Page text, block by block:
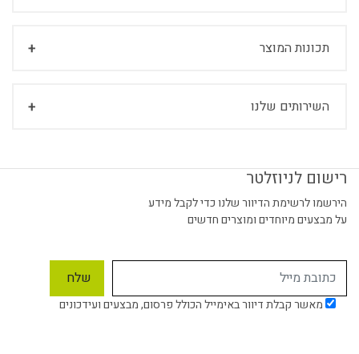
תכונות המוצר
השירותים שלנו
רישום לניוזלטר
הירשמו לרשימת הדיוור שלנו כדי לקבל מידע
על מבצעים מיוחדים ומוצרים חדשים
מאשר קבלת דיוור באימייל הכולל פרסום, מבצעים ועידכונים